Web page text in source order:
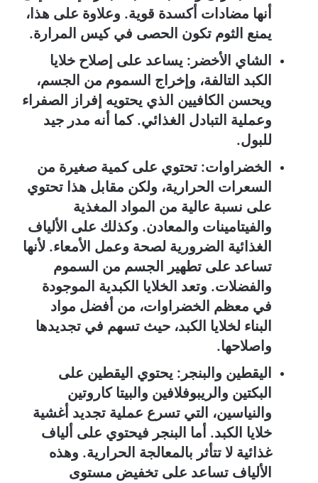
أنها مضادات أكسدة قوية. وعلاوة على هذا،
يمنع الثوم تكون الحصى في كيس المرارة.
الشاي الأخضر: يساعد على إصلاح خلايا
الكبد التالفة، وإخراج السموم من الجسم،
ويحسن الكافيين الذي يحتويه إفراز الصفراء
وعملية التبادل الغذائي. كما أنه مدر جيد
للبول.
الخضراوات: تحتوي على كمية صغيرة من
السعرات الحرارية، ولكن مقابل هذا تحتوي
على نسبة عالية من المواد المغذية
والفيتامينات والمعادن. وكذلك على الألياف
الغذائية الضرورية لصحة وعمل الأمعاء. لأنها
تساعد على تطهير الجسم من السموم
والفضلات. وتعد الخلايا الكبدية الموجودة
في معظم الخضراوات، من أفضل مواد
البناء لخلايا الكبد، حيث تسهم في تجديدها
واصلاحها.
اليقطين والبنجر: يحتوي اليقطين على
البكتين والريبوفلافين والبيتا كاروتين
والنياسين، التي تسرع عملية تجديد أغشية
خلايا الكبد. أما البنجر فيحتوي على ألياف
غذائية لا تتأثر بالمعالجة الحرارية. وهذه
الألياف تساعد على تخفيض مستوى